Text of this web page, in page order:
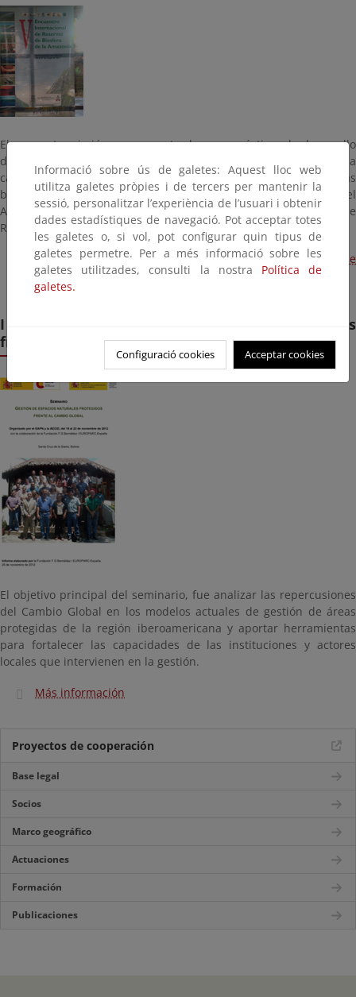
El encuentro sirvió para presentar buenas prácticas de desarrollo
del medio rural y conservación de la biodiversidad, llevadas a
cabo en las reservas de la biosfera que comparten características
biogeoclimáticas del bosque tropical húmedo de la cuenca del
Amazonas, en la idea de avanzar hacia una red coordinada de
Reservas de la Biosfera de la Amazonia.
Conclusiones del V Encuentro Internacional de Reservas de
la Biosfera de la Amazonía
I Seminario sobre gestión de áreas protegidas
frente al cambio global (2012)
El objetivo principal del seminario, fue analizar las repercusiones
del Cambio Global en los modelos actuales de gestión de áreas
protegidas de la región iberoamericana y aportar herramientas
para fortalecer las capacidades de las instituciones y actores
locales que intervienen en la gestión.
Más información
Proyectos de cooperación
Base legal
Socios
Marco geográfico
Actuaciones
Formación
Publicaciones
Informació sobre ús de galetes: Aquest lloc web
utilitza galetes pròpies i de tercers per mantenir la
sessió, personalitzar l’experiència de l’usuari i obtenir
dades estadístiques de navegació. Pot acceptar totes
les galetes o, si vol, pot configurar quin tipus de
galetes permetre. Per a més informació sobre les
galetes utilitzades, consulti la nostra Política de
galetes.
Configuració cookies Acceptar cookies